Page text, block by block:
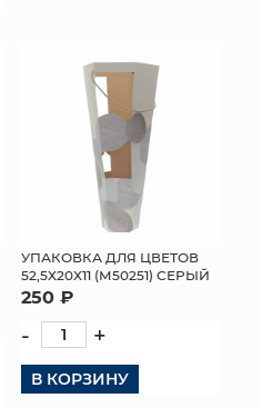
УПАКОВКА ДЛЯ ЦВЕТОВ
52,5Х20Х11 (М50251) СЕРЫЙ
250 ₽
- +
В КОРЗИНУ